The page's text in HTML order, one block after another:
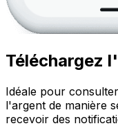
Téléchargez
Idéale pour
l'argent de manière
recevoir des